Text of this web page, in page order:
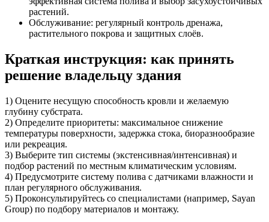
растений.
Обслуживание: регулярный контроль дренажа,
растительного покрова и защитных слоёв.
Краткая инструкция: как принять
решение владельцу здания
1) Оцените несущую способность кровли и желаемую
глубину субстрата.
2) Определите приоритеты: максимальное снижение
температуры поверхности, задержка стока, биоразнообразие
или рекреация.
3) Выберите тип системы (экстенсивная/интенсивная) и
подбор растений по местным климатическим условиям.
4) Предусмотрите систему полива с датчиками влажности и
план регулярного обслуживания.
5) Проконсультируйтесь со специалистами (например, Sayan
Group) по подбору материалов и монтажу.